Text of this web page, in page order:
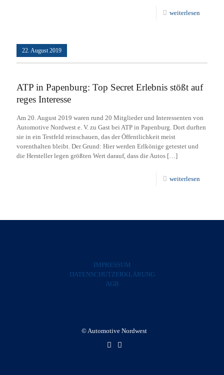
weiterlesen
22. August 2019
ATP in Papenburg: Top Secret Erlebnis stößt auf
reges Interesse
Am 20. August 2019 waren rund 20 Mitglieder und Interessenten von
Automotive Nordwest e. V. zu Gast bei ATP in Papenburg. Dort durften
sie in ein Testfeld reinschauen, das der Öffentlichkeit meist
vorenthalten bleibt. Der Grund: Hier werden Erlkönige getestet und
die Hersteller legen größten Wert darauf, dass die Autos […]
weiterlesen
IMPRESSUM
DATENSCHUTZERKLÄRUNG
AGB
© Automotive Nordwest